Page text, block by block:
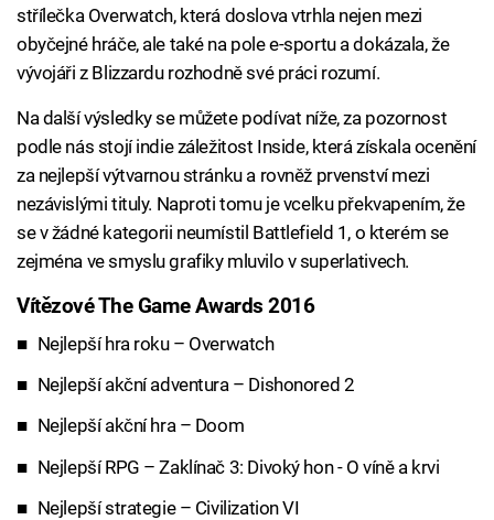
střílečka Overwatch, která doslova vtrhla nejen mezi
obyčejné hráče, ale také na pole e-sportu a dokázala, že
vývojáři z Blizzardu rozhodně své práci rozumí.
Na další výsledky se můžete podívat níže, za pozornost
podle nás stojí indie záležitost Inside, která získala ocenění
za nejlepší výtvarnou stránku a rovněž prvenství mezi
nezávislými tituly. Naproti tomu je vcelku překvapením, že
se v žádné kategorii neumístil Battlefield 1, o kterém se
zejména ve smyslu grafiky mluvilo v superlativech.
Vítězové The Game Awards 2016
Nejlepší hra roku – Overwatch
Nejlepší akční adventura – Dishonored 2
Nejlepší akční hra – Doom
Nejlepší RPG – Zaklínač 3: Divoký hon - O víně a krvi
Nejlepší strategie – Civilization VI